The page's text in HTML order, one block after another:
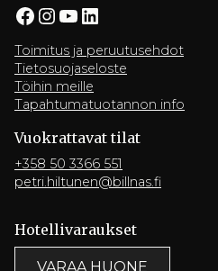
Facebook InstagramYouTube LinkedIn
Toimitus ja peruutusehdot
Tietosuojaseloste
Töihin meille
Tapahtumatuotannon info
Vuokrattavat tilat
+358 50 3366 551
petri.hiltunen@billnas.fi
Hotelli­varaukset
VARAA HUONE